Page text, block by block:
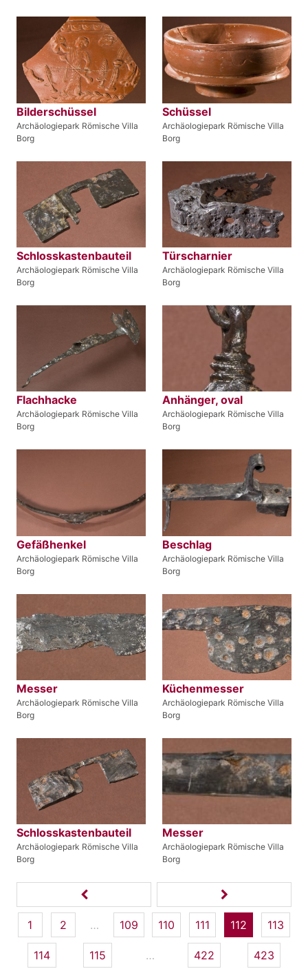
Bilderschüssel
Archäologiepark Römische Villa
Borg
Schüssel
Archäologiepark Römische Villa
Borg
Schlosskastenbauteil
Archäologiepark Römische Villa
Borg
Türscharnier
Archäologiepark Römische Villa
Borg
Flachhacke
Archäologiepark Römische Villa
Borg
Anhänger, oval
Archäologiepark Römische Villa
Borg
Gefäßhenkel
Archäologiepark Römische Villa
Borg
Beschlag
Archäologiepark Römische Villa
Borg
Messer
Archäologiepark Römische Villa
Borg
Küchenmesser
Archäologiepark Römische Villa
Borg
Schlosskastenbauteil
Archäologiepark Römische Villa
Borg
Messer
Archäologiepark Römische Villa
Borg
1 2 … 109 110 111 112 113
114 115 … 422 423